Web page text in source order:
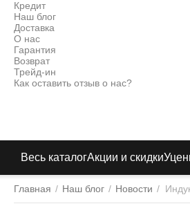
Кредит
Наш блог
Доставка
О нас
Гарантия
Возврат
Трейд-ин
Как оставить отзыв о нас?
Весь каталогАкции и скидки
Главная / Наш блог / Новости /